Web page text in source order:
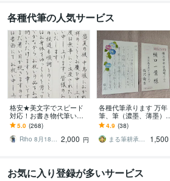
各種代筆の人気サービス
格安★美文字でスピード
対応！お書き物代筆いた
します 【最短即日発送】
宛名書き無料！願書や葉
書や式辞もOK◎
5.0 (268)
Riho 8月18日〜受付一時休止 2,000 円
各種代筆承ります 万年
筆、筆（濃墨、薄墨）、
ペン、場面に応じて、対
応可能
4.9 (38)
まる筆耕承ります
1,500
お気に入り登録が多いサービス